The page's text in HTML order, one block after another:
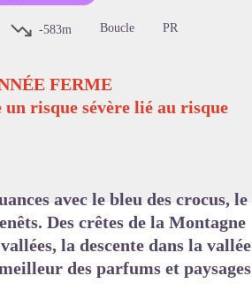
-583m Boucle PR
FERME
risque sévère lié au risque
avec le bleu des crocus, le
Des crêtes de la Montagne
la descente dans la vallée
des parfums et paysages